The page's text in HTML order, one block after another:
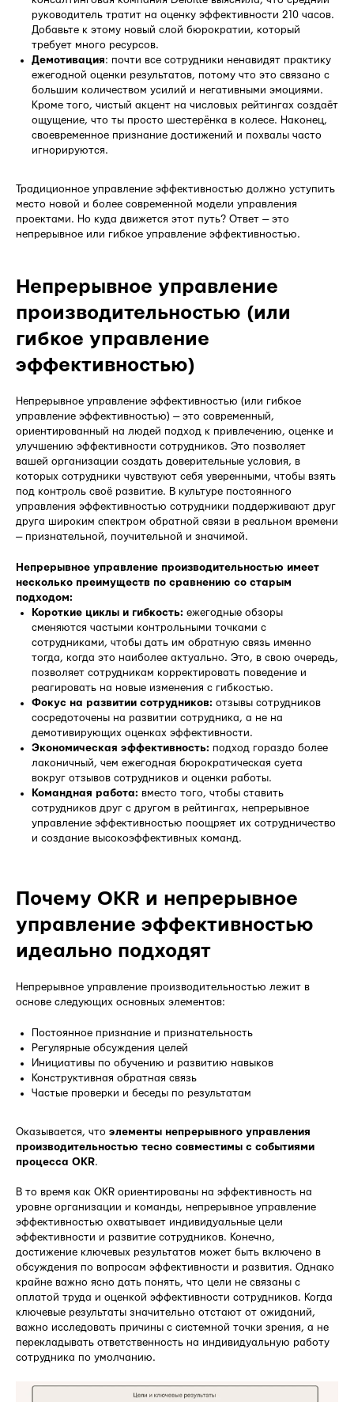
руководитель тратит на оценку эффективности 210 часов.
Добавьте к этому новый слой бюрократии, который
требует много ресурсов.
Демотивация: почти все сотрудники ненавидят практику
ежегодной оценки результатов, потому что это связано с
большим количеством усилий и негативными эмоциями.
Кроме того, чистый акцент на числовых рейтингах создаёт
ощущение, что ты просто шестерёнка в колесе. Наконец,
своевременное признание достижений и похвалы часто
игнорируются.
Традиционное управление эффективностью должно уступить
место новой и более современной модели управления
проектами. Но куда движется этот путь? Ответ — это
непрерывное или гибкое управление эффективностью.
Непрерывное управление
производительностью (или
гибкое управление
эффективностью)
Непрерывное управление эффективностью (или гибкое
управление эффективностью) — это современный,
ориентированный на людей подход к привлечению, оценке и
улучшению эффективности сотрудников. Это позволяет
вашей организации создать доверительные условия, в
которых сотрудники чувствуют себя уверенными, чтобы взять
под контроль своё развитие. В культуре постоянного
управления эффективностью сотрудники поддерживают друг
друга широким спектром обратной связи в реальном времени
— признательной, поучительной и значимой.
Непрерывное управление производительностью имеет
несколько преимуществ по сравнению со старым
подходом:
Короткие циклы и гибкость: ежегодные обзоры
сменяются частыми контрольными точками с
сотрудниками, чтобы дать им обратную связь именно
тогда, когда это наиболее актуально. Это, в свою очередь,
позволяет сотрудникам корректировать поведение и
реагировать на новые изменения с гибкостью.
Фокус на развитии сотрудников: отзывы сотрудников
сосредоточены на развитии сотрудника, а не на
демотивирующих оценках эффективности.
Экономическая эффективность: подход гораздо более
лаконичный, чем ежегодная бюрократическая суета
вокруг отзывов сотрудников и оценки работы.
Командная работа: вместо того, чтобы ставить
сотрудников друг с другом в рейтингах, непрерывное
управление эффективностью поощряет их сотрудничество
и создание высокоэффективных команд.
Почему OKR и непрерывное
управление эффективностью
идеально подходят
Непрерывное управление производительностью лежит в
основе следующих основных элементов:
Постоянное признание и признательность
Регулярные обсуждения целей
Инициативы по обучению и развитию навыков
Конструктивная обратная связь
Частые проверки и беседы по результатам
Оказывается, что элементы непрерывного управления
производительностью тесно совместимы с событиями
процесса OKR.
В то время как OKR ориентированы на эффективность на
уровне организации и команды, непрерывное управление
эффективностью охватывает индивидуальные цели
эффективности и развитие сотрудников. Конечно,
достижение ключевых результатов может быть включено в
обсуждения по вопросам эффективности и развития. Однако
крайне важно ясно дать понять, что цели не связаны с
оплатой труда и оценкой эффективности сотрудников. Когда
ключевые результаты значительно отстают от ожиданий,
важно исследовать причины с системной точки зрения, а не
перекладывать ответственность на индивидуальную работу
сотрудника по умолчанию.